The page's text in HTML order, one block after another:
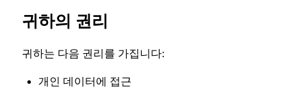
귀하의 권리
귀하는 다음 권리를 가집니다:
개인 데이터에 접근